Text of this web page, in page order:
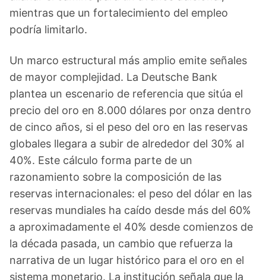
mientras que un fortalecimiento del empleo
podría limitarlo.
Un marco estructural más amplio emite señales
de mayor complejidad. La Deutsche Bank
plantea un escenario de referencia que sitúa el
precio del oro en 8.000 dólares por onza dentro
de cinco años, si el peso del oro en las reservas
globales llegara a subir de alrededor del 30% al
40%. Este cálculo forma parte de un
razonamiento sobre la composición de las
reservas internacionales: el peso del dólar en las
reservas mundiales ha caído desde más del 60%
a aproximadamente el 40% desde comienzos de
la década pasada, un cambio que refuerza la
narrativa de un lugar histórico para el oro en el
sistema monetario. La institución señala que la